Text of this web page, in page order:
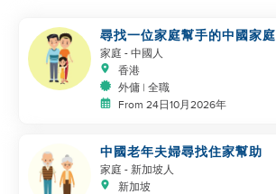
尋找一位家庭幫手的中國家庭
家庭 - 中國人
香港
外傭 | 全職
From 24日10月2026年
中國老年夫婦尋找住家幫助
家庭 - 新加坡人
新加坡